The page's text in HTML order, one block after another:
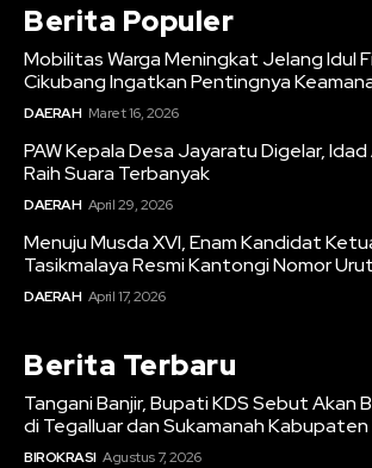
Berita Populer
Mobilitas Warga Meningkat Jelang Idul
Cikubang Ingatkan Pentingnya
DAERAH Maret 16, 2026
PAW Kepala Desa Jayaratu Digelar,
Raih Suara Terbanyak
DAERAH April 29, 2026
Menuju Musda XVI, Enam Kandidat
Tasikmalaya Resmi Kantongi Nomor Urut
DAERAH April 17, 2026
Berita Terbaru
Tangani Banjir, Bupati KDS Sebut Akan
di Tegalluar dan Sukamanah
BIROKRASI Agustus 7, 2026